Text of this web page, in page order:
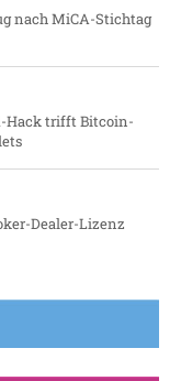
nach MiCA-Stichtag
Hack trifft Bitcoin-
Dealer-Lizenz